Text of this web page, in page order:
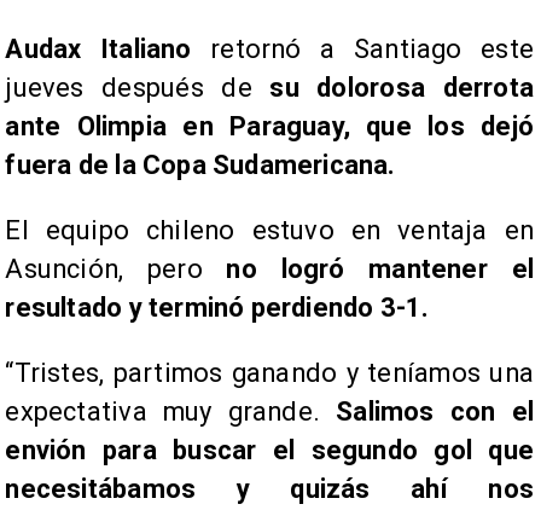
Audax Italiano retornó a Santiago este
jueves después de su dolorosa derrota
ante Olimpia en Paraguay, que los dejó
fuera de la Copa Sudamericana.
El equipo chileno estuvo en ventaja en
Asunción, pero no logró mantener el
resultado y terminó perdiendo 3-1.
“Tristes, partimos ganando y teníamos una
expectativa muy grande. Salimos con el
envión para buscar el segundo gol que
necesitábamos y quizás ahí nos